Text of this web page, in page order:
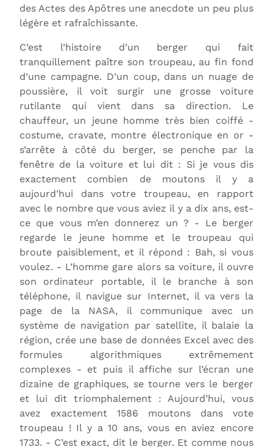
des Actes des Apôtres une anecdote un peu plus
légère et rafraîchissante.
C’est l’histoire d’un berger qui fait
tranquillement paître son troupeau, au fin fond
d’une campagne. D’un coup, dans un nuage de
poussière, il voit surgir une grosse voiture
rutilante qui vient dans sa direction. Le
chauffeur, un jeune homme très bien coiffé -
costume, cravate, montre électronique en or -
s’arrête à côté du berger, se penche par la
fenêtre de la voiture et lui dit : Si je vous dis
exactement combien de moutons il y a
aujourd’hui dans votre troupeau, en rapport
avec le nombre que vous aviez il y a dix ans, est-
ce que vous m’en donnerez un ? - Le berger
regarde le jeune homme et le troupeau qui
broute paisiblement, et il répond : Bah, si vous
voulez. - L’homme gare alors sa voiture, il ouvre
son ordinateur portable, il le branche à son
téléphone, il navigue sur Internet, il va vers la
page de la NASA, il communique avec un
système de navigation par satellite, il balaie la
région, crée une base de données Excel avec des
formules algorithmiques extrêmement
complexes - et puis il affiche sur l’écran une
dizaine de graphiques, se tourne vers le berger
et lui dit triomphalement : Aujourd’hui, vous
avez exactement 1586 moutons dans vote
troupeau ! Il y a 10 ans, vous en aviez encore
1733. - C’est exact, dit le berger. Et comme nous